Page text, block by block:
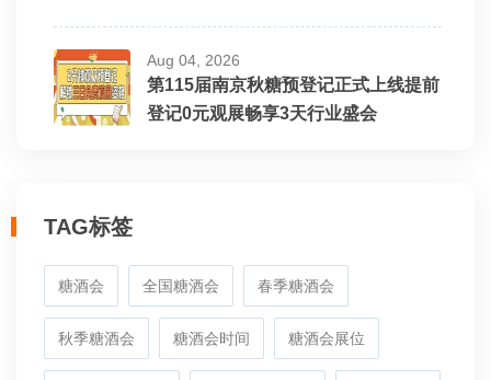
Aug 04, 2026
第115届南京秋糖预登记正式上线提前
登记0元观展畅享3天行业盛会
TAG标签
糖酒会 全国糖酒会 春季糖酒会
秋季糖酒会 糖酒会时间 糖酒会展位